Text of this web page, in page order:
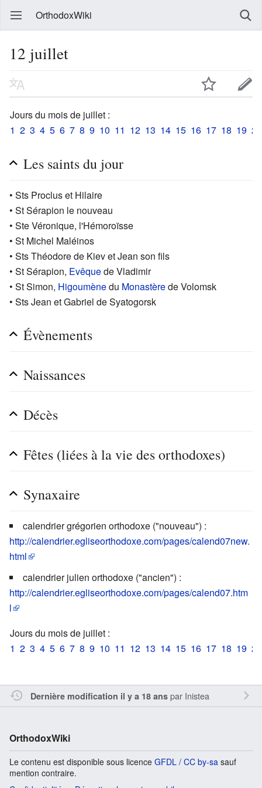
OrthodoxWiki
12 juillet
Jours du mois de juillet :
1 2 3 4 5 6 7 8 9 10 11 12 13 14 15 16 17 18 19 20
Les saints du jour
• Sts Proclus et Hilaire
• St Sérapion le nouveau
• Ste Véronique, l'Hémoroïsse
• St Michel Maléinos
• Sts Théodore de Kiev et Jean son fils
• St Sérapion, Evêquede Vladimir
• St Simon, Higoumènedu Monastèrede Volomsk
• Sts Jean et Gabriel de Syatogorsk
Évènements
Naissances
Décès
Fêtes (liées à la vie des orthodoxes)
Synaxaire
calendrier grégorien orthodoxe ("nouveau") :
http://calendrier.egliseorthodoxe.com/pages/calend07new.
html
calendrier julien orthodoxe ("ancien") :
http://calendrier.egliseorthodoxe.com/pages/calend07.htm
l
Jours du mois de juillet :
1 2 3 4 5 6 7 8 9 10 11 12 13 14 15 16 17 18 19 20
Dernière modification il y a 18 anspar Inistea
OrthodoxWiki
Le contenu est disponible sous licence GFDL / CC by-sa sauf
mention contraire.